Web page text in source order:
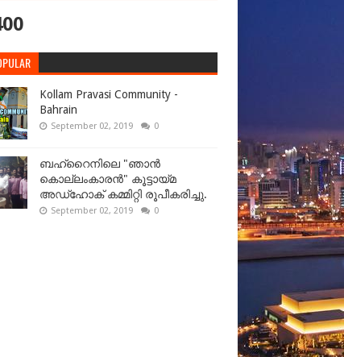
Kollam Pravasi Community -
Bahrain
September 02, 2019 0
ബഹ്‌റൈനിലെ "ഞാൻ
കൊല്ലംകാരൻ" കൂട്ടായ്‌മ
അഡ്‌ഹോക് കമ്മിറ്റി രൂപീകരിച്ചു.
September 02, 2019 0